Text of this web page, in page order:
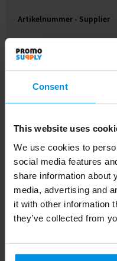
Consent
This website uses
We use cookies to
social media features
share information about
media, advertising and
it with other information
they’ve collected from
Artikelnummer - Supplier